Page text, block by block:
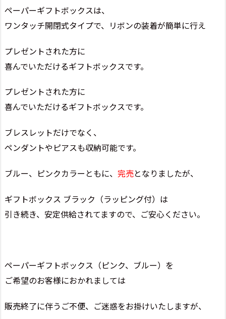
ペーパーギフトボックスは、
ワンタッチ開閉式タイプで、リボンの装着が簡単に行え
プレゼントされた方に
喜んでいただけるギフトボックスです。
プレゼントされた方に
喜んでいただけるギフトボックスです。
ブレスレットだけでなく、
ペンダントやピアスも収納可能です。
ブルー、ピンクカラーともに、 完売となりましたが、
ギフトボックス ブラック（ラッピング付）は
引き続き、安定供給されてますので、ご安心ください。
ペーパーギフトボックス（ピンク、ブルー）を
ご希望のお客様におかれましては
販売終了に伴うご不便、ご迷惑をお掛けいたしますが、